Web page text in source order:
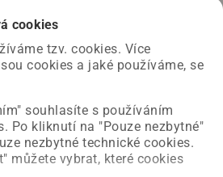
cookies
tzv. cookies. Více
cookies a jaké používáme, se
souhlasíte s používáním
Po kliknutí na "Pouze nezbytné"
nezbytné technické cookies.
můžete vybrat, které cookies
naší straně a už ji opravujeme.
načíst požadovanou stránku.
Úvodní strana